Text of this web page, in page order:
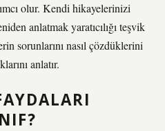
olur. Kendi hikayelerinizi
anlatmak yaratıcılığı teşvik
sorunlarını nasıl çözdüklerini
anlatır.